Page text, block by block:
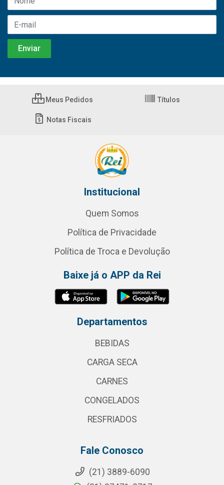
Meus Pedidos Títulos
Notas Fiscais
Institucional
Quem Somos
Política de Privacidade
Política de Troca e Devolução
Baixe já o APP da Rei
Departamentos
BEBIDAS
CARGA SECA
CARNES
CONGELADOS
RESFRIADOS
Fale Conosco
(21) 3889-6090